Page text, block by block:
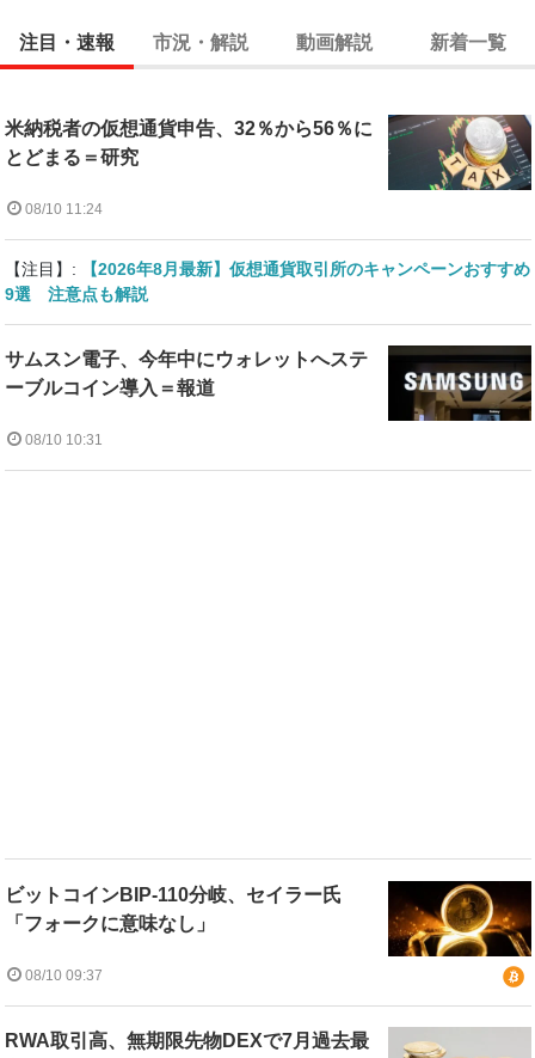
注目・速報 市況・解説 動画解説 新着一覧
米納税者の仮想通貨申告、32％から56％に
とどまる＝研究
08/10 11:24
【注目】:
【2026年8月最新】仮想通貨取引所のキャンペーンおすすめ
9選 注意点も解説
サムスン電子、今年中にウォレットへステ
ーブルコイン導入＝報道
08/10 10:31
ビットコインBIP-110分岐、セイラー氏
「フォークに意味なし」
08/10 09:37
RWA取引高、無期限先物DEXで7月過去最